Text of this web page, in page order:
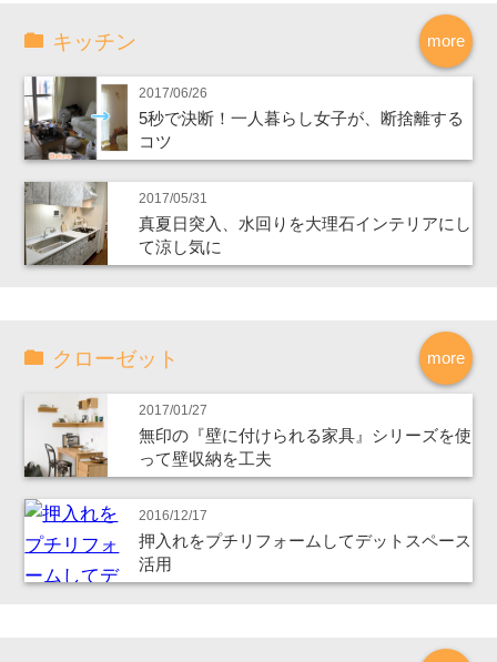
more
キッチン
2017/06/26
5秒で決断！一人暮らし女子が、断捨離する
コツ
2017/05/31
真夏日突入、水回りを大理石インテリアにし
て涼し気に
more
クローゼット
2017/01/27
無印の『壁に付けられる家具』シリーズを使
って壁収納を工夫
2016/12/17
押入れをプチリフォームしてデットスペース
活用